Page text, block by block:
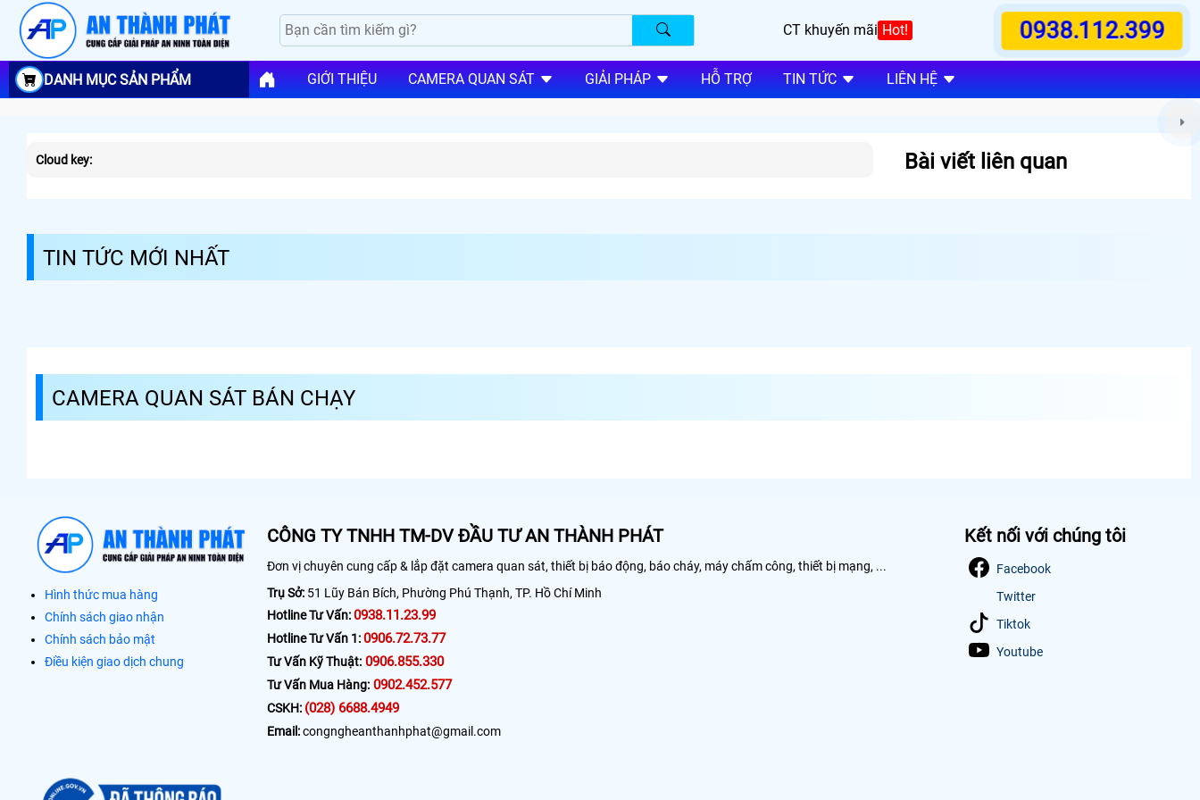
CT khuyến mãi Hot! 0938.112.399
DANH MỤC SẢN PHẨM GIỚI THIỆU CAMERA QUAN SÁT GIẢI PHÁP HỖ TRỢ TIN TỨC LIÊN HỆ
Cloud key: Bài viết liên quan
TIN TỨC MỚI NHẤT
CAMERA QUAN SÁT BÁN CHẠY
Hình thức mua hàng
Chính sách giao nhận
Chính sách bảo mật
Điều kiện giao dịch chung
CÔNG TY TNHH TM-DV ĐẦU TƯ AN THÀNH PHÁT
Đơn vị chuyên cung cấp & lắp đặt camera quan sát, thiết bị báo động, báo cháy, máy chấm công, thiết bị mạng, ...
Trụ Sở:51 Lũy Bán Bích, Phường Phú Thạnh, TP. Hồ Chí Minh
Hotline Tư Vấn: 0938.11.23.99
Hotline Tư Vấn 1: 0906.72.73.77
Tư Vấn Kỹ Thuật:0906.855.330
Tư Vấn Mua Hàng:0902.452.577
CSKH: (028) 6688.4949
Email:congngheanthanhphat@gmail.com
Kết nối với chúng tôi
Facebook
Twitter
Tiktok
Youtube